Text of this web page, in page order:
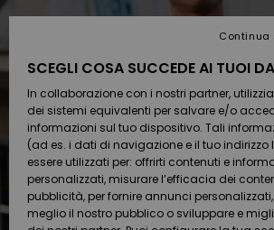
Accessori
Calzature
e
infradito
Surf /
Acqua
Accessori
Calzature
e
infradito
Surf /
Acqua
Nuovi
Da
Scoprire
Snow
SURF
Highlights
Comunità
SNOW
Shop
Snow
Shop
Donna
OUTLET
Outlet
Donna
Spedizione
Pagamento
Buono regalo
Quiksilver
Freedom
SCEGLI COSA SUCCEDE AI TUOI
In collaborazione con i nostri partner,
dei sistemi equivalenti per salvare e/o
informazioni sul tuo dispositivo. Tali
(ad es. i dati di navigazione e il tuo indirizzo
essere utilizzati per: offrirti contenuti e
personalizzati, misurare l’efficacia dei
pubblicità, per fornire annunci
meglio il nostro pubblico o sviluppare e